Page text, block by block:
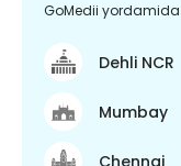
GoMedii
Dehli NCR
Mumbay
Chennai